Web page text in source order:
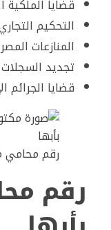
قضايا الملكية
التحكيم
المنازعات
تجديد السجلات
قضايا الجرائم
رقم محامي
رقم